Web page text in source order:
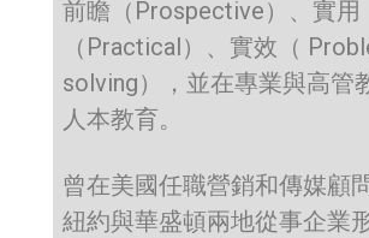
前瞻（Prospective）、實用
（Practical）、實效（
solving），並在專業與高管
人本教育。
曾在美國任職營銷和傳媒顧
紐約與華盛頓兩地從事企業